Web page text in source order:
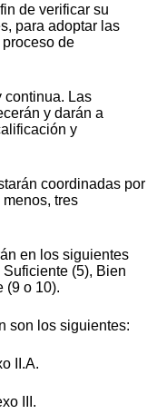
de verificar su
para adoptar las
de
Las
y darán a
y
coordinadas por
tres
en los siguientes
(5), Bien
(9 o 10).
son los siguientes:
II.A.
III.